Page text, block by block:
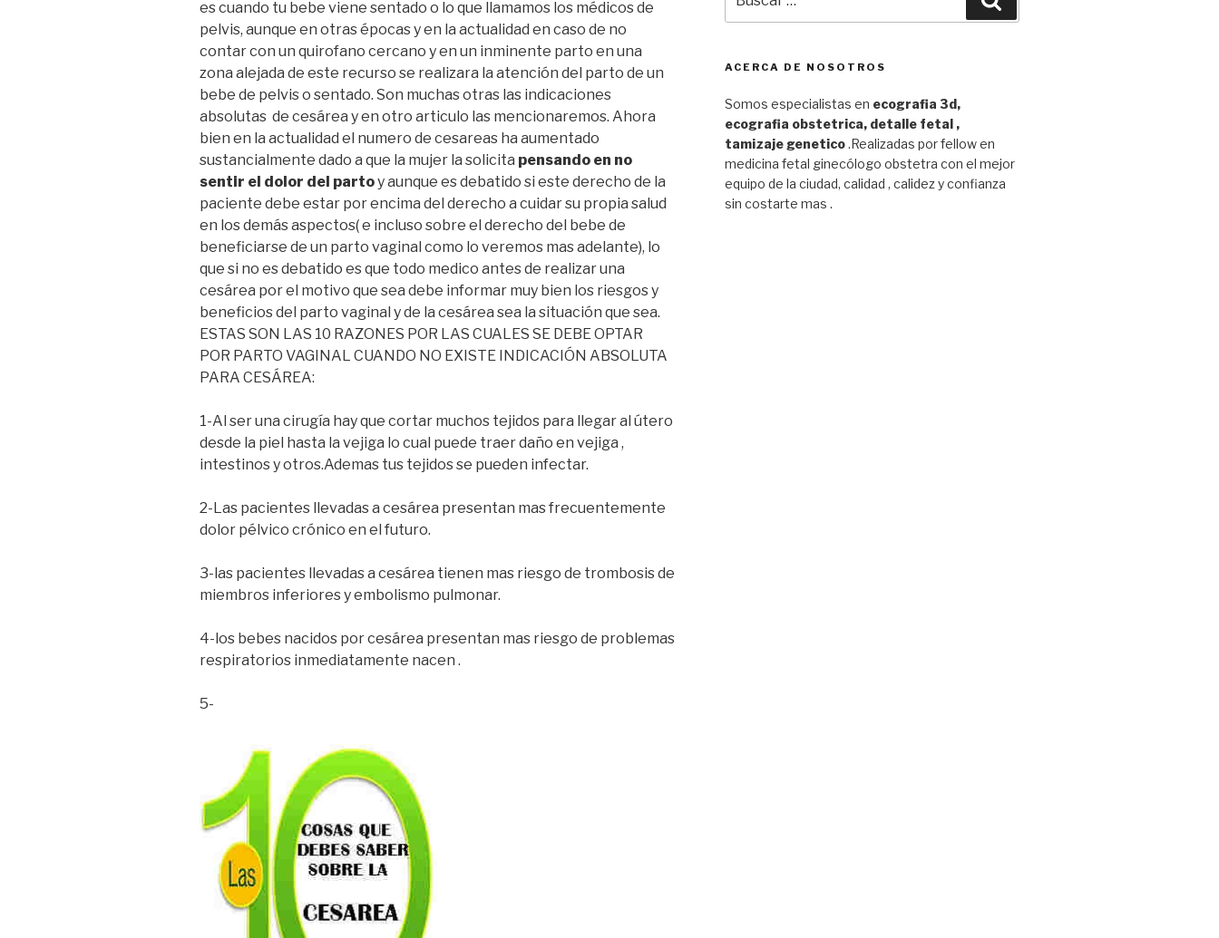
es cuando tu bebe viene sentado o lo que llamamos los médicos de
pelvis, aunque en otras épocas y en la actualidad en caso de no
contar con un quirofano cercano y en un inminente parto en una
zona alejada de este recurso se realizara la atención del parto de un
bebe de pelvis o sentado. Son muchas otras las indicaciones
absolutas de cesárea y en otro articulo las mencionaremos. Ahora
bien en la actualidad el numero de cesareas ha aumentado
sustancialmente dado a que la mujer la solicita pensando en no
sentir el dolor del partoy aunque es debatido si este derecho de la
paciente debe estar por encima del derecho a cuidar su propia salud
en los demás aspectos( e incluso sobre el derecho del bebe de
beneficiarse de un parto vaginal como lo veremos mas adelante), lo
que si no es debatido es que todo medico antes de realizar una
cesárea por el motivo que sea debe informar muy bien los riesgos y
beneficios del parto vaginal y de la cesárea sea la situación que sea.
ESTAS SON LAS 10 RAZONES POR LAS CUALES SE DEBE OPTAR
POR PARTO VAGINAL CUANDO NO EXISTE INDICACIÓN ABSOLUTA
PARA CESÁREA:
1-Al ser una cirugía hay que cortar muchos tejidos para llegar al útero
desde la piel hasta la vejiga lo cual puede traer daño en vejiga ,
intestinos y otros.Ademas tus tejidos se pueden infectar.
2-Las pacientes llevadas a cesárea presentan mas frecuentemente
dolor pélvico crónico en el futuro.
3-las pacientes llevadas a cesárea tienen mas riesgo de trombosis de
miembros inferiores y embolismo pulmonar.
4-los bebes nacidos por cesárea presentan mas riesgo de problemas
respiratorios inmediatamente nacen .
5-
por:
ACERCA DE NOSOTROS
Somos especialistas en ecografia 3d,
ecografia obstetrica, detalle fetal ,
tamizaje genetico.Realizadas por fellow en
medicina fetal ginecólogo obstetra con el mejor
equipo de la ciudad, calidad , calidez y confianza
sin costarte mas .